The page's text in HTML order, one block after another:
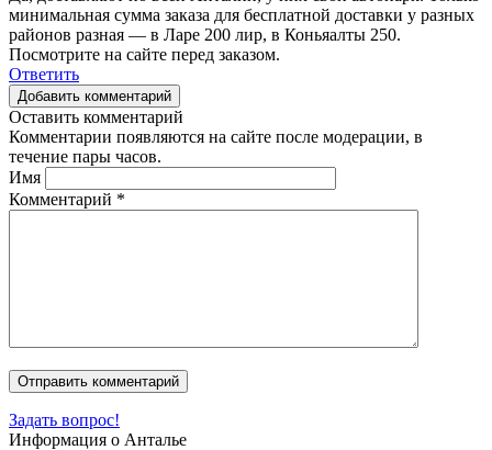
минимальная сумма заказа для бесплатной доставки у разных
районов разная — в Ларе 200 лир, в Коньяалты 250.
Посмотрите на сайте перед заказом.
Ответить
Добавить комментарий
Оставить комментарий
Комментарии появляются на сайте после модерации, в
течение пары часов.
Имя
Комментарий *
Задать вопрос!
Информация о Анталье